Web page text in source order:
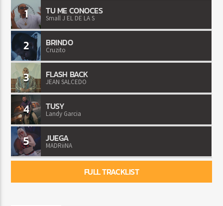
1 TU ME CONOCES
Small J EL DE LA S
2 BRINDO
Cruzito
3 FLASH BACK
JEAN SALCEDO
4 TUSY
Landy Garcia
5 JUEGA
MADRiiNA
FULL TRACKLIST